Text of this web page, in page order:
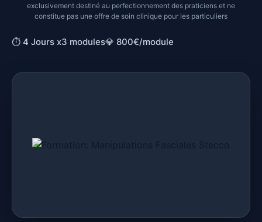
exclusivement destiné au perfectionnement des praticiens et ne
constitue pas une offre de soin clinique pour les particuliers
⏱ 4 Jours x3 modules💎 800€/module